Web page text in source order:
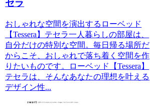
セラ
おしゃれな空間を演出するローベッド
【Tessera】テセラ一人暮らしの部屋は、
自分だけの特別な空間。毎日帰る場所だ
からこそ、おしゃれで落ち着く空間を作
りたいものです。ローベッド【Tessera】
テセラは、そんなあなたの理想を叶える
デザイン性...